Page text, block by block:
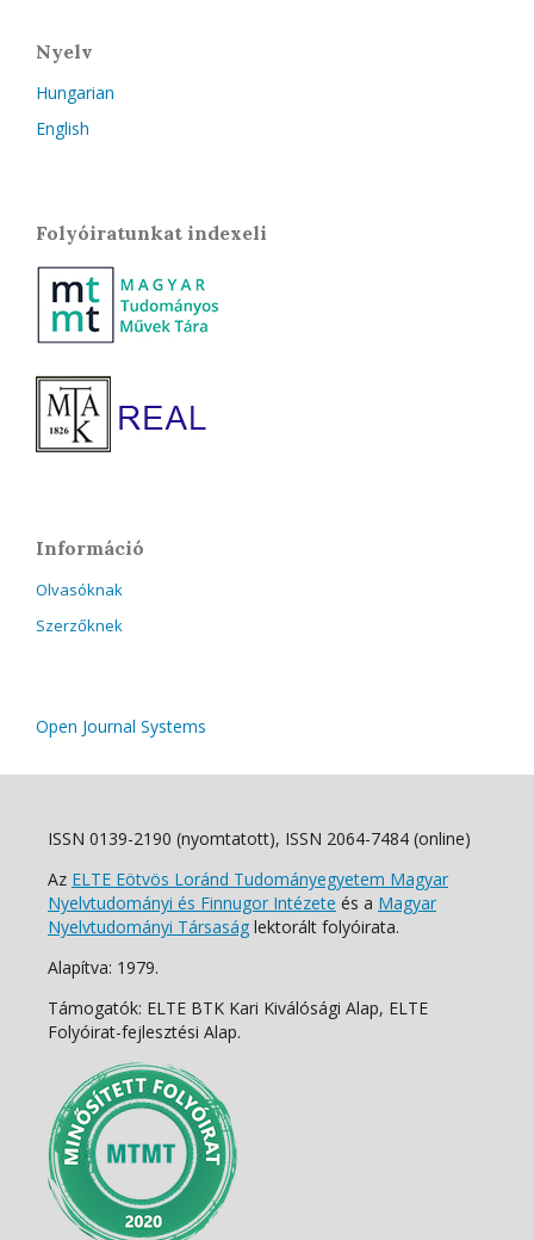
Nyelv
Hungarian
English
Folyóiratunkat indexeli
Információ
Olvasóknak
Szerzőknek
Open Journal Systems
ISSN 0139-2190 (nyomtatott), ISSN 2064-7484 (online)
Az ELTE Eötvös Loránd Tudományegyetem Magyar
Nyelvtudományi és Finnugor Intézete és a Magyar
Nyelvtudományi Társaság lektorált folyóirata.
Alapítva: 1979.
Támogatók: ELTE BTK Kari Kiválósági Alap, ELTE
Folyóirat-fejlesztési Alap.